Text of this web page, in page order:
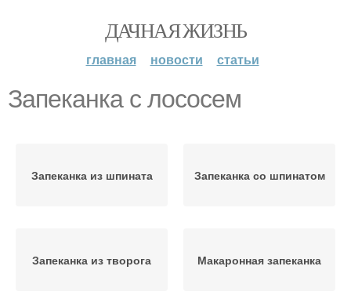
ДАЧНАЯ ЖИЗНЬ
главная новости статьи
Запеканка с лососем
Запеканка из шпината Запеканка со шпинатом
Запеканка из творога Макаронная запеканка